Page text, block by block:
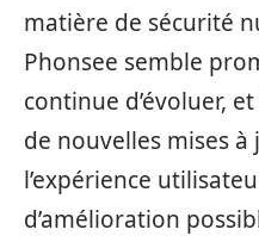
matière de sécurité
Phonsee semble
continue d’évoluer,
de nouvelles mises
l’expérience
d’amélioration